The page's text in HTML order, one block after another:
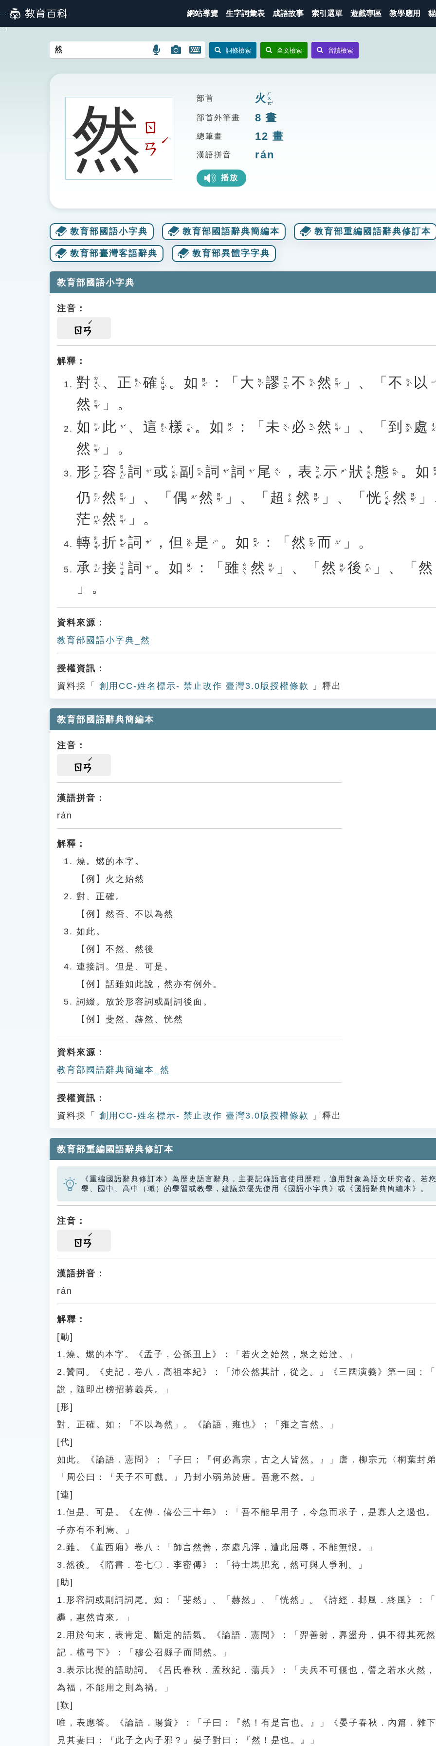
到
主
::: 網站導覽 生字詞彙表 成語故事 索引選單 遊戲專區 教學應用
:::
語
搜
圖
圖
搜
開
鍵
圖
詞條檢索 全文檢索 音讀檢索
然ㄖ
ㄢ
ˊ
部首 火 ㄏㄨㄛˇ
部首外筆畫 8 畫
總筆畫 12 畫
漢語拼音 rán
播放
教育部國語小字典 教育部國語辭典簡編本 教育部重編國語辭典修訂本
教育部臺灣客語辭典 教育部異體字字典
教育部國語小字典
注音：
ㄖㄢ
解釋：
對 ㄉㄨㄟˋ 、 正 ㄓㄥˋ 確 ㄑㄩㄝˋ 。 如 ㄖㄨˊ ：「 大 ㄉㄚˋ 謬 ㄇㄧㄡˋ 不 ㄅㄨˋ 然 ㄖㄢˊ 」、「 不 ㄅㄨˋ 以 ㄧˇ
然 ㄖㄢˊ
」。
如 ㄖㄨˊ 此 ㄘˇ 、 這 ㄓㄜˋ 樣 ㄧㄤˋ 。 如 ㄖㄨˊ ：「 未 ㄨㄟˋ 必 ㄅㄧˋ 然 ㄖㄢˊ 」、「 到 ㄉㄠˋ 處 ㄔㄨˋ
然 ㄖㄢˊ
」。
形 ㄒㄧㄥˊ 容 ㄖㄨㄥˊ 詞 ㄘˊ 或 ㄏㄨㄛˋ 副 ㄈㄨˋ 詞 ㄘˊ 詞 ㄘˊ 尾 ㄨㄟˇ ， 表 ㄅㄧㄠˇ 示 ㄕˋ 狀 ㄓㄨㄤˋ 態 ㄊㄞˋ 。如
仍 ㄖㄥˊ 然 ㄖㄢˊ 」、「 偶 ㄡˇ 然 ㄖㄢˊ 」、「 超 ㄔㄠ 然 ㄖㄢˊ 」、「恍 ㄏㄨㄤˇ 然 ㄖㄢˊ
茫 ㄇㄤˊ 然 ㄖㄢˊ
」。
轉 ㄓㄨㄢˇ 折 ㄓㄜˊ 詞 ㄘˊ ， 但 ㄉㄢˋ 是 ㄕˋ 。 如 ㄖㄨˊ ：「 然 ㄖㄢˊ 而 ㄦˊ
」。
承 ㄔㄥˊ 接 ㄐㄧㄝ 詞 ㄘˊ 。 如 ㄖㄨˊ ：「 雖 ㄙㄨㄟ 然 ㄖㄢˊ 」、「 然 ㄖㄢˊ 後 ㄏㄡˋ 」、「 然
」。
資料來源：
教育部國語小字典_然
授權資訊：
資料採「
創用CC-姓名標示- 禁止改作 臺灣3.0版授權條款 」釋出
教育部國語辭典簡編本
注音：
ㄖㄢ
漢語拼音：
rán
解釋：
燒。燃的本字。
【例】火之始然
對、正確。
【例】然否、不以為然
如此。
【例】不然、然後
連接詞。但是、可是。
【例】話雖如此說，然亦有例外。
詞綴。放於形容詞或副詞後面。
【例】斐然、赫然、恍然
資料來源：
教育部國語辭典簡編本_然
授權資訊：
資料採「
創用CC-姓名標示- 禁止改作 臺灣3.0版授權條款 」釋出
教育部重編國語辭典修訂本
《重編國語辭典修訂本》為歷史語言辭典，主要記錄語言使用歷程，適用對象為語文研究者。若
學、國中、高中（職）的學習或教學，建議您優先使用《國語小字典》或《國語辭典簡編本》。
注音：
ㄖㄢ
漢語拼音：
rán
解釋：
[動]
1.燒。燃的本字。《孟子．公孫丑上》：「若火之始然，泉之始達。」
2.贊同。《史記．卷八．高祖本紀》：「沛公然其計，從之。」《三國演義》第一回：
說，隨即出榜招募義兵。」
[形]
對、正確。如：「不以為然」。《論語．雍也》：「雍之言然。」
[代]
如此。《論語．憲問》：「子曰：『何必高宗，古之人皆然。』」唐．柳宗元〈桐葉封
「周公曰：『天子不可戲。』乃封小弱弟於唐。吾意不然。」
[連]
1.但是、可是。《左傳．僖公三十年》：「吾不能早用子，今急而求子，是寡人之過也
子亦有不利焉。」
2.雖。《董西廂》卷八：「師言然善，奈處凡浮，遭此屈辱，不能無恨。」
3.然後。《隋書．卷七〇．李密傳》：「待士馬肥充，然可與人爭利。」
[助]
1.形容詞或副詞詞尾。如：「斐然」、「赫然」、「恍然」。《詩經．邶風．終風》：
霾，惠然肯來。」
2.用於句末，表肯定、斷定的語氣。《論語．憲問》：「羿善射，奡盪舟，俱不得其死
記．檀弓下》：「穆公召縣子而問然。」
3.表示比擬的語助詞。《呂氏春秋．孟秋紀．蕩兵》：「夫兵不可偃也，譬之若水火然
為福，不能用之則為禍。」
[歎]
唯，表應答。《論語．陽貨》：「子曰：『然！有是言也。』」《晏子春秋．內篇．雜
見其妻曰：『此子之內子邪？』晏子對曰：『然！是也。』」